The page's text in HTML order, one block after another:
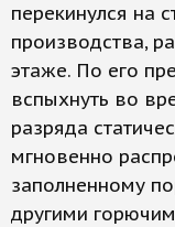
перекинулся на
производства,
этаже. По его
вспыхнуть во
разряда
мгновенно
заполненному
другими